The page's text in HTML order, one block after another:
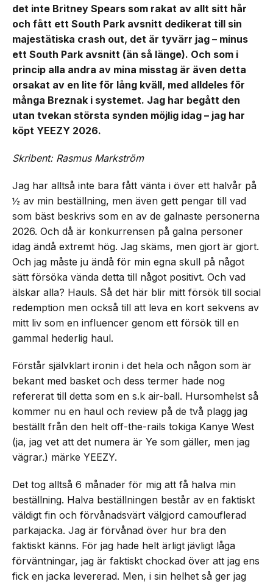
det inte Britney Spears som rakat av allt sitt hår
och fått ett South Park avsnitt dedikerat till sin
majestätiska crash out, det är tyvärr jag – minus
ett South Park avsnitt (än så länge). Och som i
princip alla andra av mina misstag är även detta
orsakat av en lite för lång kväll, med alldeles för
många Breznak i systemet. Jag har begått den
utan tvekan största synden möjlig idag – jag har
köpt YEEZY 2026.
Skribent: Rasmus Markström
Jag har alltså inte bara fått vänta i över ett halvår på
½ av min beställning, men även gett pengar till vad
som bäst beskrivs som en av de galnaste personerna
2026. Och då är konkurrensen på galna personer
idag ändå extremt hög. Jag skäms, men gjort är gjort.
Och jag måste ju ändå för min egna skull på något
sätt försöka vända detta till något positivt. Och vad
älskar alla? Hauls. Så det här blir mitt försök till social
redemption men också till att leva en kort sekvens av
mitt liv som en influencer genom ett försök till en
gammal hederlig haul.
Förstår självklart ironin i det hela och någon som är
bekant med basket och dess termer hade nog
refererat till detta som en s.k air-ball. Hursomhelst så
kommer nu en haul och review på de två plagg jag
beställt från den helt off-the-rails tokiga Kanye West
(ja, jag vet att det numera är Ye som gäller, men jag
vägrar.) märke YEEZY.
Det tog alltså 6 månader för mig att få halva min
beställning. Halva beställningen består av en faktiskt
väldigt fin och förvånadsvärt välgjord camouflerad
parkajacka. Jag är förvånad över hur bra den
faktiskt känns. För jag hade helt ärligt jävligt låga
förväntningar, jag är faktiskt chockad över att jag ens
fick en jacka levererad. Men, i sin helhet så ger jag